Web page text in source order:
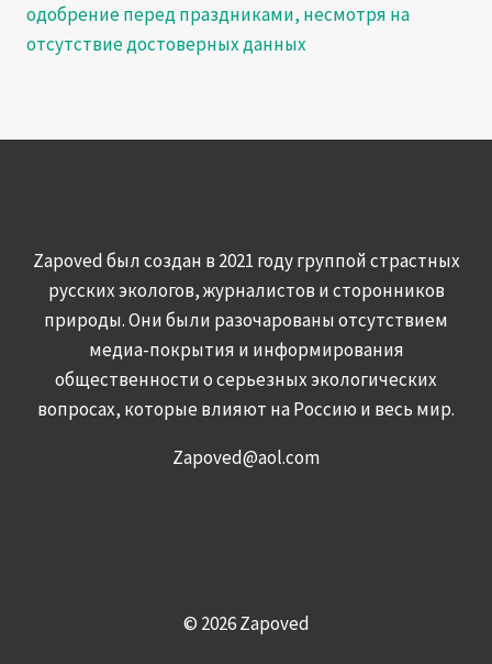
одобрение перед праздниками, несмотря на
отсутствие достоверных данных
Zapoved был создан в 2021 году группой страстных
русских экологов, журналистов и сторонников
природы. Они были разочарованы отсутствием
медиа-покрытия и информирования
общественности о серьезных экологических
вопросах, которые влияют на Россию и весь мир.
Zapoved@aol.com
© 2026 Zapoved